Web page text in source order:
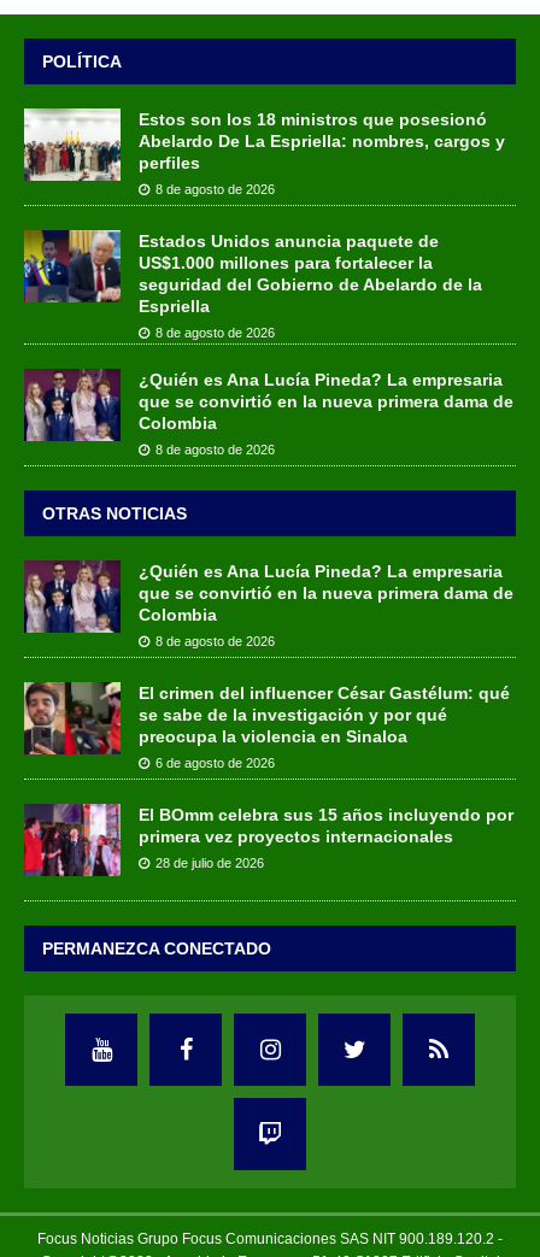
POLÍTICA
Estos son los 18 ministros que posesionó
Abelardo De La Espriella: nombres, cargos y
perfiles
8 de agosto de 2026
Estados Unidos anuncia paquete de
US$1.000 millones para fortalecer la
seguridad del Gobierno de Abelardo de la
Espriella
8 de agosto de 2026
¿Quién es Ana Lucía Pineda? La empresaria
que se convirtió en la nueva primera dama de
Colombia
8 de agosto de 2026
OTRAS NOTICIAS
¿Quién es Ana Lucía Pineda? La empresaria
que se convirtió en la nueva primera dama de
Colombia
8 de agosto de 2026
El crimen del influencer César Gastélum: qué
se sabe de la investigación y por qué
preocupa la violencia en Sinaloa
6 de agosto de 2026
El BOmm celebra sus 15 años incluyendo por
primera vez proyectos internacionales
28 de julio de 2026
PERMANEZCA CONECTADO
Focus Noticias Grupo Focus Comunicaciones SAS NIT 900.189.120.2 -